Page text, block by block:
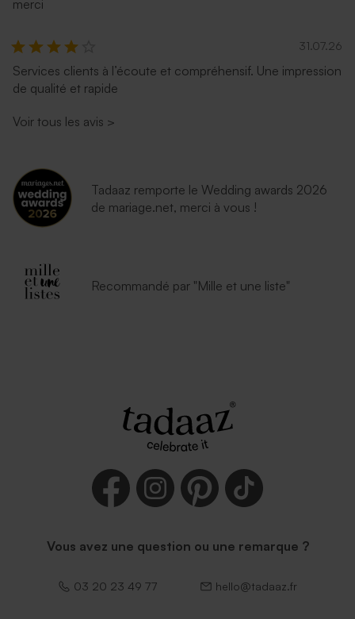
Enveloppe naissance
lavande
Enveloppe bleu nuit
Enveloppe naissance
émeraude
Enveloppe rectangle noire
merci
31.07.26
Services clients à l’écoute et compréhensif. Une impression
de qualité et rapide
Voir tous les avis >
Tadaaz remporte le Wedding awards 2026
de mariage.net, merci à vous !
Recommandé par "Mille et une liste"
Vous avez une question ou une remarque ?
03 20 23 49 77 hello@tadaaz.fr